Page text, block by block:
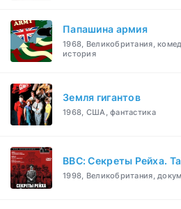
Папашина армия
1968, Великобритания,
история
Земля гигантов
1968, США, фантастика
BBC: Секреты Рейха.
1998, Великобритания,